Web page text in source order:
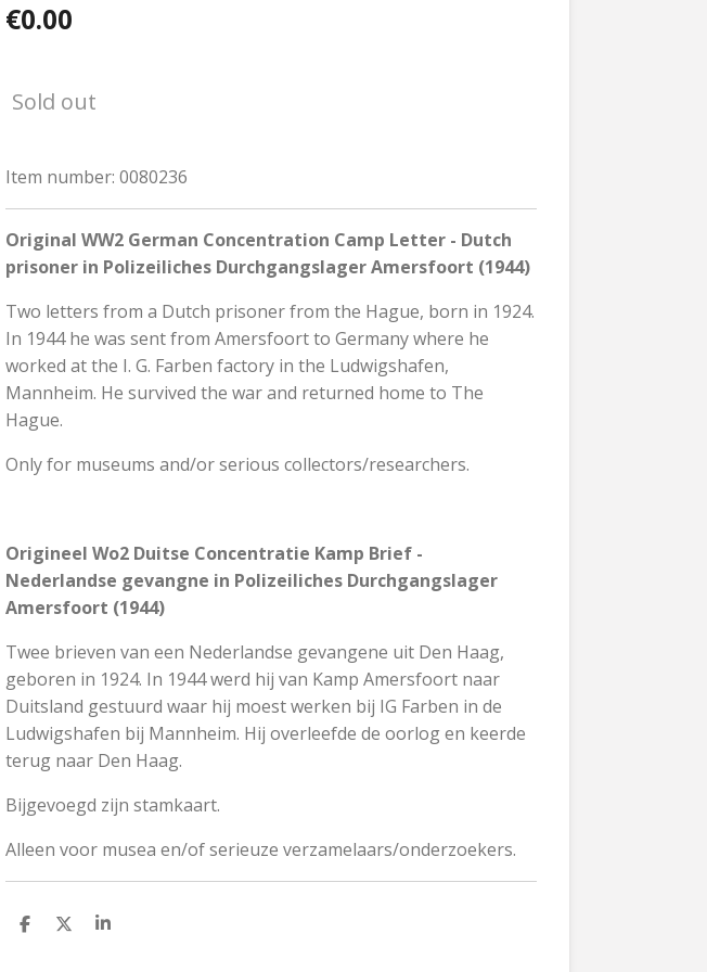
€0.00
Sold out
Item number: 0080236
Original WW2 German Concentration Camp Letter - Dutch
prisoner in Polizeiliches Durchgangslager Amersfoort (1944)
Two letters from a Dutch prisoner from the Hague, born in 1924.
In 1944 he was sent from Amersfoort to Germany where he
worked at the I. G. Farben factory in the Ludwigshafen,
Mannheim. He survived the war and returned home to The
Hague.
Only for museums and/or serious collectors/researchers.
Origineel Wo2 Duitse Concentratie Kamp Brief -
Nederlandse gevangne in Polizeiliches Durchgangslager
Amersfoort (1944)
Twee brieven van een Nederlandse gevangene uit Den Haag,
geboren in 1924. In 1944 werd hij van Kamp Amersfoort naar
Duitsland gestuurd waar hij moest werken bij IG Farben in de
Ludwigshafen bij Mannheim. Hij overleefde de oorlog en keerde
terug naar Den Haag.
Bijgevoegd zijn stamkaart.
Alleen voor musea en/of serieuze verzamelaars/onderzoekers.
S
S
S